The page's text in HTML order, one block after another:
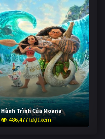
Hành Trình Của Moana
486,477 lượt xem